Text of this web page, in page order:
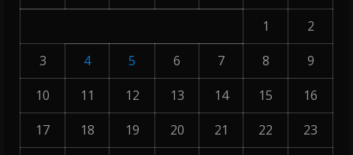
1
2
3
4 5 6 7 8
9
10
11 12 13 14 15
16
17
18 19 20 21 22
23